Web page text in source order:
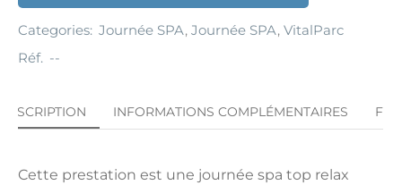
Categories: Journée SPA, Journée SPA, VitalParc
Réf. --
INFORMATIONS COMPLÉMENTAIRES FAQ
Cette prestation est une journée spa top relax